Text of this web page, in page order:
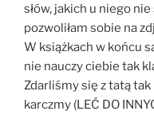
słów, jakich u niego nie
pozwoliłam sobie na
W książkach w końcu
nie nauczy ciebie tak
Zdarliśmy się z tatą tak
karczmy (LEĆ DO